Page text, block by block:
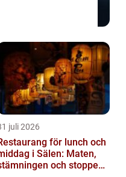
juli 2026
för lunch och
i Sälen: Maten,
och stoppen